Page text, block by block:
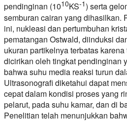
pendinginan (1010KS-1) serta
semburan cairan yang dihasilkan.
ini, nukleasi dan pertumbuhan
pematangan Ostwald, diinduksi
ukuran partikelnya terbatas
dicirikan oleh tingkat pendinginan
bahwa suhu media reaksi turun
Ultrasonografi diketahui dapat
cepat dalam kondisi proses yang
pelarut, pada suhu kamar, dan di
Penelitian telah menunjukkan